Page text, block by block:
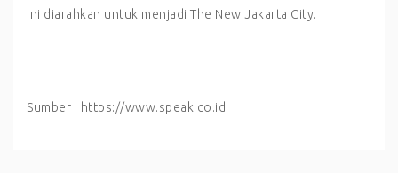
ini diarahkan untuk menjadi The New Jakarta City.
Sumber : https://www.speak.co.id